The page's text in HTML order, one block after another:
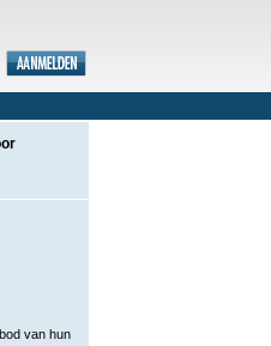
van hun